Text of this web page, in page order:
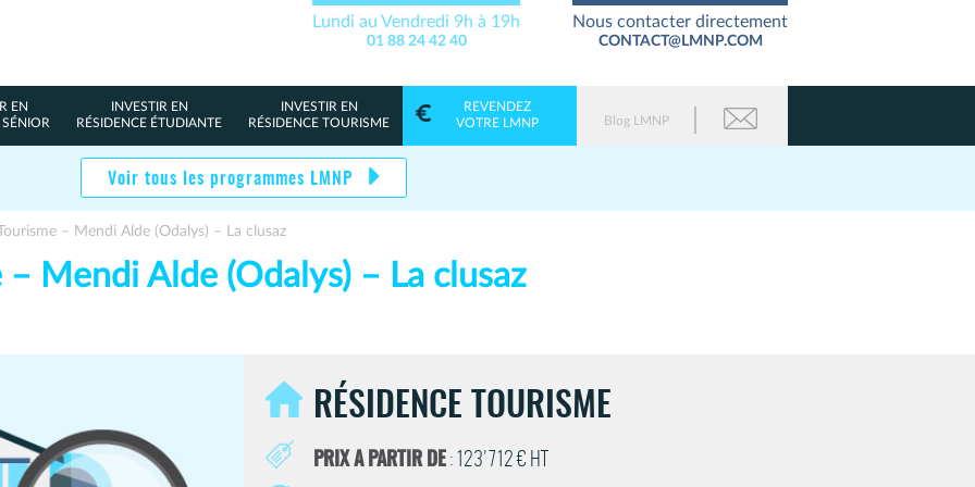
EN
SÉNIOR
INVESTIR EN
RÉSIDENCE ÉTUDIANTE
INVESTIR EN
RÉSIDENCE TOURISME
REVENDEZ
VOTRE LMNP
Blog LMNP
Lundi au Vendredi 9h à 19h
01 88 24 42 40
Nous contacter directement
CONTACT@LMNP.COM
Voir tous les programmes LMNP
– Mendi Alde (Odalys) – La clusaz
RÉSIDENCE TOURISME
PRIX A PARTIR DE : 123'712 € HT
– Mendi Alde (Odalys) – La clusaz